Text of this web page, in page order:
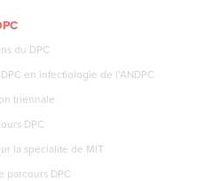
du DPC
en infectiologie de l’ANDPC
triennale
DPC
la spécialité de MIT
parcours DPC